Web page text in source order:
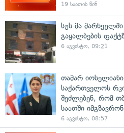
19 საათის წინ
სუს-მა მარნეულში
გაყალბების
6 აგვისტო, 09:21
თამარ
საქართველოს
შეძლებენ, რომ
საათში იმგზავრონ
6 აგვისტო, 08:57